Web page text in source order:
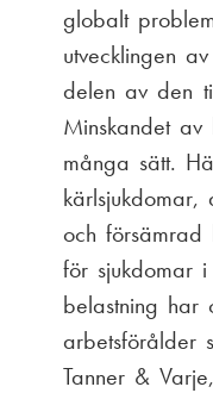
globalt
utvecklingen
delen av den
Minskandet
många sätt.
och
för sjukdomar
belastning har
arbetsförålder
Tanner &